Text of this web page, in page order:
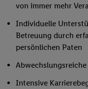
von immer mehr
Individuelle
Betreuung durch
persönlichen Paten
Intensive